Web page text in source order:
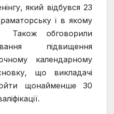
який відбувся 23
і в якому
Також обговорили
підвищення
календарному
що викладачі
щонайменше 30